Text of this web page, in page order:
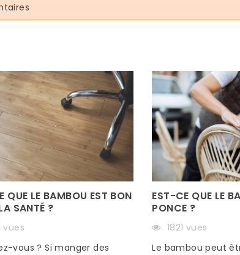
QUE LE BAMBOU EST BON
SANTÉ ?
vues
vous ? Si manger des
EST-CE QUE LE
PONCE ?
1821 vues
Le bambou peut